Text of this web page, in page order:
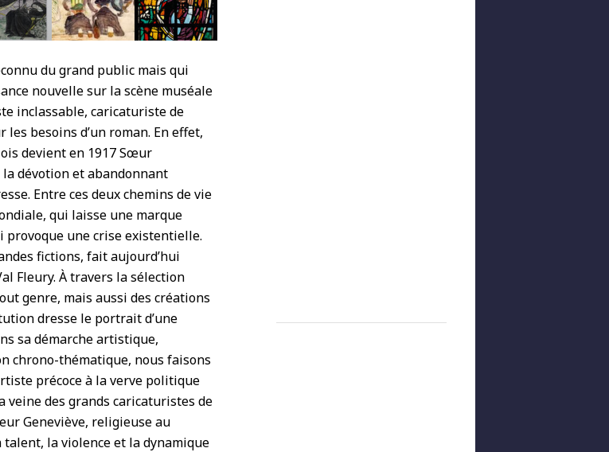
du grand public mais qui
nouvelle sur la scène muséale
inclassable, caricaturiste de
les besoins d’un roman. En effet,
devient en 1917Sœur
dévotion et abandonnant
Entre ces deux chemins de vie
qui laisse une marque
provoque unecrise existentielle.
fictions, fait aujourd’hui
Fleury. À travers la sélection
genre, mais aussi des créations
dresse le portrait d’une
sa démarche artistique,
chrono-thématique, nous faisons
précoce à la verve politique
des grands caricaturistes de
Geneviève, religieuse au
la violence et la dynamique